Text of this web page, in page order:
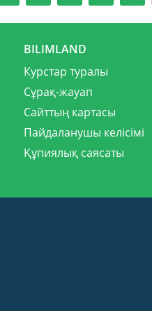
BILIMLAND
Курстар туралы
Сұрақ-жауап
Сайттың картасы
Пайдаланушы келісімі
Құпиялық саясаты